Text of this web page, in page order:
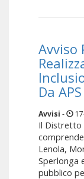
Avviso
Da
Avvisi -
Il Distretto
Lenola,
Sperlonga
pubblico